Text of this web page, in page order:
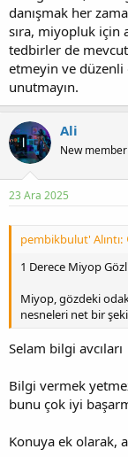
danışmak her
sıra, miyopluk için
tedbirler de
etmeyin ve düzenli
unutmayın.
Ali
New member
23 Ara 2025
pembikbulut' Alıntı:
1 Derece Miyop
Miyop, gözdeki
nesneleri net bir
Selam bilgi avcıları
Bilgi vermek
bunu çok iyi
Konuya ek olarak,